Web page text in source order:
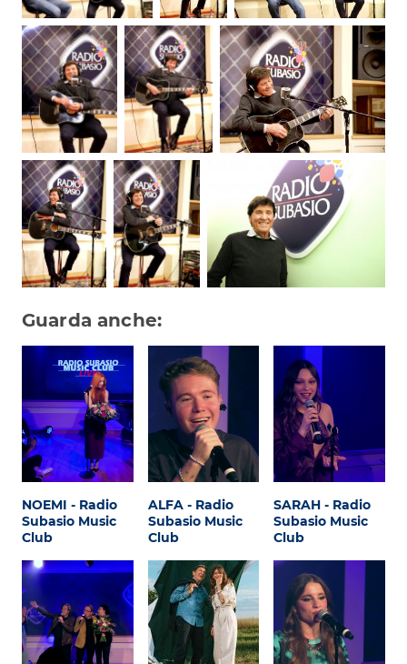
Guarda anche:
NOEMI - Radio
Subasio Music
Club
ALFA - Radio
Subasio Music
Club
SARAH - Radio
Subasio Music
Club